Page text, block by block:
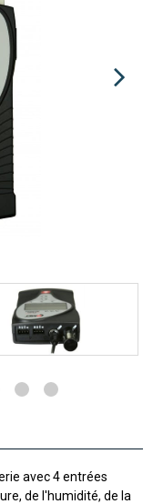
avec 4 entrées
de l'humidité, de la